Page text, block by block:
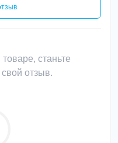
станьте
отзыв.